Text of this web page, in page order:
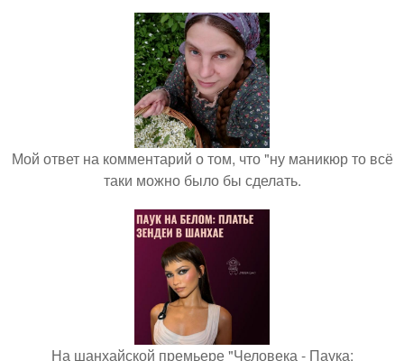
Мой ответ на комментарий о том, что "ну маникюр то всё
таки можно было бы сделать.
На шанхайской премьере "Человека - Паука: